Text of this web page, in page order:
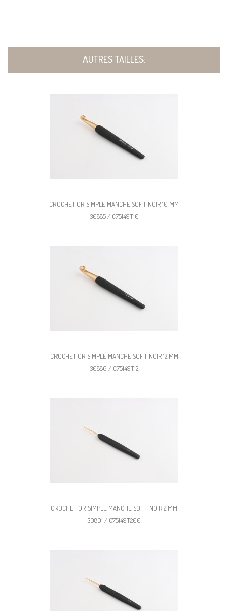
AUTRES TAILLES:
CROCHET OR SIMPLE MANCHE SOFT NOIR 10 MM
30885 / C75149T10
CROCHET OR SIMPLE MANCHE SOFT NOIR 12 MM
30886 / C75149T12
CROCHET OR SIMPLE MANCHE SOFT NOIR 2 MM
30801 / C75149T200